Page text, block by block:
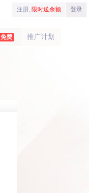
注册, 限时送余额 登录
免费 推广计划